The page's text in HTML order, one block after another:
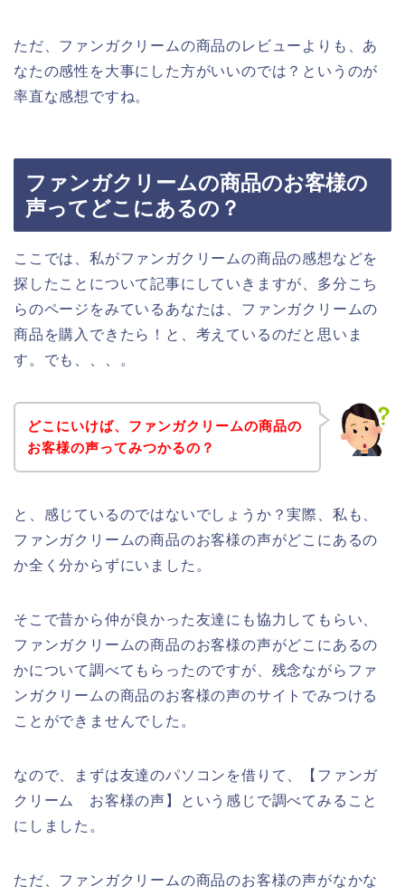
ただ、ファンガクリームの商品のレビューよりも、あ
なたの感性を大事にした方がいいのでは？というのが
率直な感想ですね。
ファンガクリームの商品のお客様の
声ってどこにあるの？
ここでは、私がファンガクリームの商品の感想などを
探したことについて記事にしていきますが、多分こち
らのページをみているあなたは、ファンガクリームの
商品を購入できたら！と、考えているのだと思いま
す。でも、、、。
どこにいけば、ファンガクリームの商品の
お客様の声ってみつかるの？
と、感じているのではないでしょうか？実際、私も、
ファンガクリームの商品のお客様の声がどこにあるの
か全く分からずにいました。
そこで昔から仲が良かった友達にも協力してもらい、
ファンガクリームの商品のお客様の声がどこにあるの
かについて調べてもらったのですが、残念ながらファ
ンガクリームの商品のお客様の声のサイトでみつける
ことができませんでした。
なので、まずは友達のパソコンを借りて、【ファンガ
クリーム お客様の声】という感じで調べてみること
にしました。
ただ、ファンガクリームの商品のお客様の声がなかな